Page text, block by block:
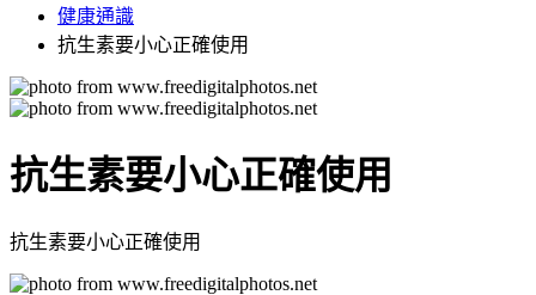
健康通識
抗生素要小心正確使用
抗生素要小心正確使用
抗生素要小心正確使用